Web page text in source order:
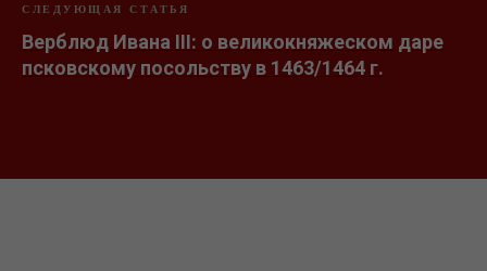
СЛЕДУЮЩАЯ СТАТЬЯ
Верблюд Ивана III: о великокняжеском даре
псковскому посольству в 1463/1464 г.